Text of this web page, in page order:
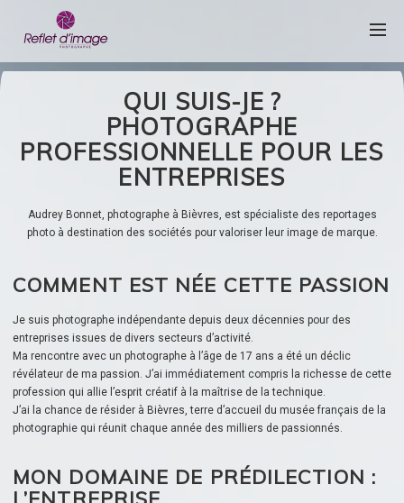
QUI SUIS-JE ?
PHOTOGRAPHE
PROFESSIONNELLE POUR LES
ENTREPRISES
Audrey Bonnet, photographe à Bièvres, est spécialiste des reportages
photo à destination des sociétés pour valoriser leur image de marque.
COMMENT EST NÉE CETTE PASSION
Je suis photographe indépendante depuis deux décennies pour des
entreprises issues de divers secteurs d’activité.
Ma rencontre avec un photographe à l’âge de 17 ans a été un déclic
révélateur de ma passion. J’ai immédiatement compris la richesse de cette
profession qui allie l’esprit créatif à la maîtrise de la technique.
J’ai la chance de résider à Bièvres, terre d’accueil du musée français de la
photographie qui réunit chaque année des milliers de passionnés.
MON DOMAINE DE PRÉDILECTION :